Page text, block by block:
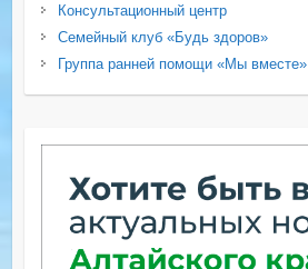
Консультационный центр
Семейный клуб «Будь здоров»
Группа ранней помощи «Мы вместе»